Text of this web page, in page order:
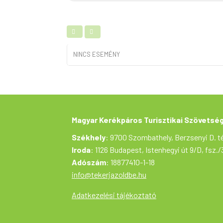
NINCS ESEMÉNY
Magyar Kerékpáros Turisztikai
Székhely: 9700 Szombathely, Berzsenyi D.
Iroda: 1126 Budapest, Istenhegyi út 9/D, fsz./
Adószám: 18877410-1-18
info@tekerjazoldbe.hu
Adatkezelési tájékoztató